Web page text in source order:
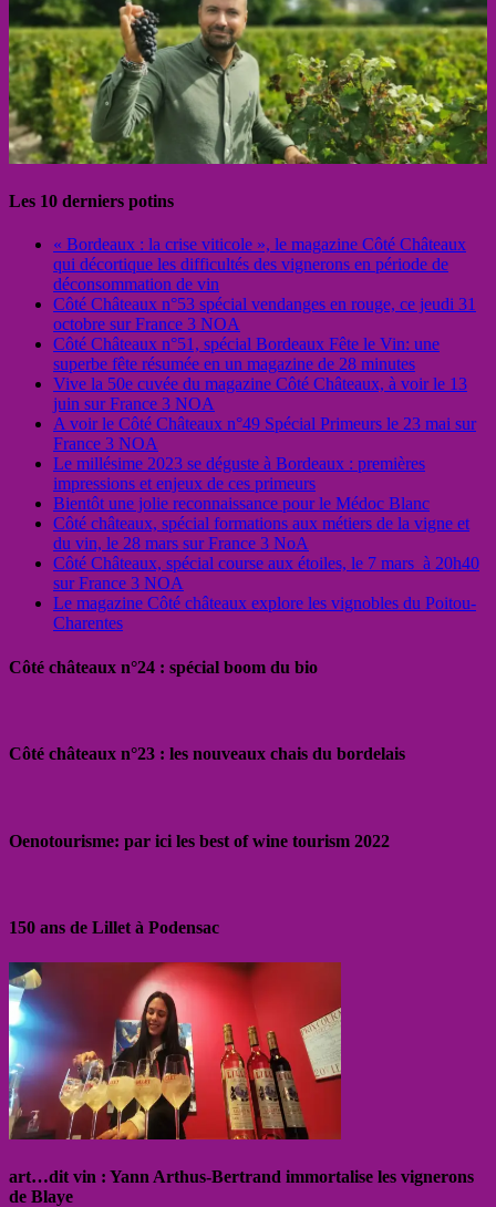
Les 10 derniers potins
« Bordeaux : la crise viticole », le magazine Côté Châteaux
qui décortique les difficultés des vignerons en période de
déconsommation de vin
Côté Châteaux n°53 spécial vendanges en rouge, ce jeudi 31
octobre sur France 3 NOA
Côté Châteaux n°51, spécial Bordeaux Fête le Vin: une
superbe fête résumée en un magazine de 28 minutes
Vive la 50e cuvée du magazine Côté Châteaux, à voir le 13
juin sur France 3 NOA
A voir le Côté Châteaux n°49 Spécial Primeurs le 23 mai sur
France 3 NOA
Le millésime 2023 se déguste à Bordeaux : premières
impressions et enjeux de ces primeurs
Bientôt une jolie reconnaissance pour le Médoc Blanc
Côté châteaux, spécial formations aux métiers de la vigne et
du vin, le 28 mars sur France 3 NoA
Côté Châteaux, spécial course aux étoiles, le 7 mars à 20h40
sur France 3 NOA
Le magazine Côté châteaux explore les vignobles du Poitou-
Charentes
Côté châteaux n°24 : spécial boom du bio
Côté châteaux n°23 : les nouveaux chais du bordelais
Oenotourisme: par ici les best of wine tourism 2022
150 ans de Lillet à Podensac
art…dit vin : Yann Arthus-Bertrand immortalise les vignerons
de Blaye